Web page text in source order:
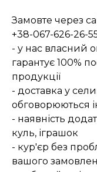
Замовте через
+38-067-626-26-
- у нас власний
гарантує 100%
продукції
- доставка у
обговорюються
- наявність
куль, іграшок
- кур'єр без
вашого